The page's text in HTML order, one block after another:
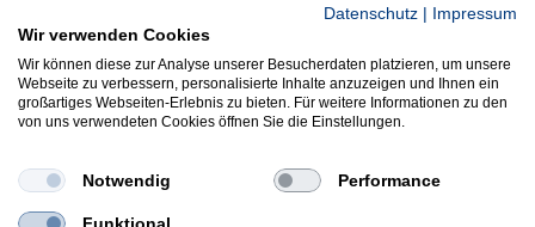
Datenschutz
Impressum
Wir verwenden Cookies
Wir können diese zur Analyse unserer Besucherdaten platzieren, um unsere
Webseite zu verbessern, personalisierte Inhalte anzuzeigen und Ihnen ein
großartiges Webseiten-Erlebnis zu bieten. Für weitere Informationen zu den
von uns verwendeten Cookies öffnen Sie die Einstellungen.
Notwendig Performance
Funktional